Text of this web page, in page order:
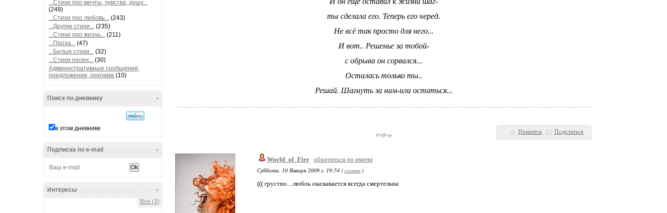
...Стихи про мечты, чувства, душу...
(249)
...Стихи про любовь... (243)
...Другие стихи... (235)
...Стихи про жизнь... (211)
...Проза... (47)
...Белые стихи... (32)
...Стихи песен... (30)
Административные сообщения,
предложения, реклама (10)
-
Поиск по дневнику
в этом дневнике
-
Подписка по e-mail
-
Интересы
Все (3)
ты сделала его. Теперь его черед.
Не всё так просто для него...
И вот.. Решенье за тобой-
с обрыва он сорвался...
Осталась только ты..
Решай. Шагнуть за ним-или остаться...
Нравится Поделиться
World_of_Fire обратиться по имени
Суббота, 10 Января 2009 г. 19:54 (ссылка )
((( грустно....любоь оказывается всегда смертельна